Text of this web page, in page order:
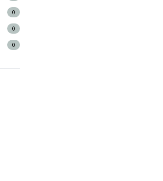
0
0
0